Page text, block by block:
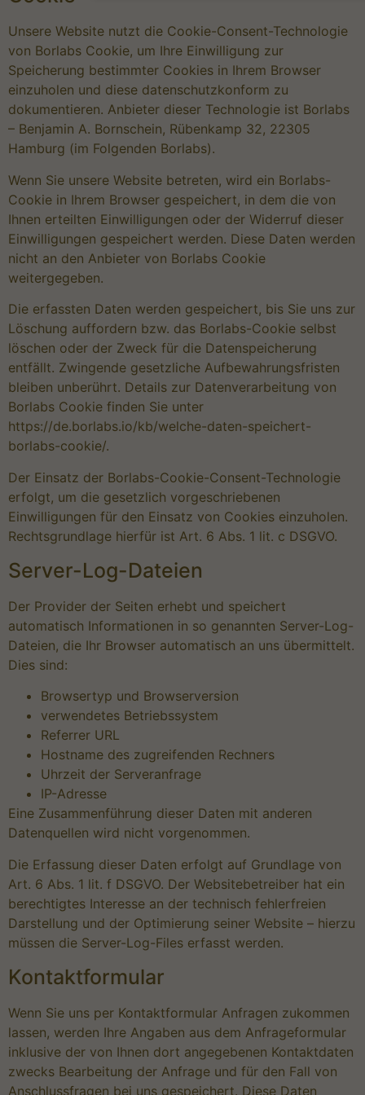
Unsere Website nutzt die Cookie-Consent-Technologie
von Borlabs Cookie, um Ihre Einwilligung zur
Speicherung bestimmter Cookies in Ihrem Browser
einzuholen und diese datenschutzkonform zu
dokumentieren. Anbieter dieser Technologie ist Borlabs
– Benjamin A. Bornschein, Rübenkamp 32, 22305
Hamburg (im Folgenden Borlabs).
Wenn Sie unsere Website betreten, wird ein Borlabs-
Cookie in Ihrem Browser gespeichert, in dem die von
Ihnen erteilten Einwilligungen oder der Widerruf dieser
Einwilligungen gespeichert werden. Diese Daten werden
nicht an den Anbieter von Borlabs Cookie
weitergegeben.
Die erfassten Daten werden gespeichert, bis Sie uns zur
Löschung auffordern bzw. das Borlabs-Cookie selbst
löschen oder der Zweck für die Datenspeicherung
entfällt. Zwingende gesetzliche Aufbewahrungsfristen
bleiben unberührt. Details zur Datenverarbeitung von
Borlabs Cookie finden Sie unter
https://de.borlabs.io/kb/welche-daten-speichert-
borlabs-cookie/.
Der Einsatz der Borlabs-Cookie-Consent-Technologie
erfolgt, um die gesetzlich vorgeschriebenen
Einwilligungen für den Einsatz von Cookies einzuholen.
Rechtsgrundlage hierfür ist Art. 6 Abs. 1 lit. c DSGVO.
Server-Log-Dateien
Der Provider der Seiten erhebt und speichert
automatisch Informationen in so genannten Server-Log-
Dateien, die Ihr Browser automatisch an uns übermittelt.
Dies sind:
Browsertyp und Browserversion
verwendetes Betriebssystem
Referrer URL
Hostname des zugreifenden Rechners
Uhrzeit der Serveranfrage
IP-Adresse
Eine Zusammenführung dieser Daten mit anderen
Datenquellen wird nicht vorgenommen.
Die Erfassung dieser Daten erfolgt auf Grundlage von
Art. 6 Abs. 1 lit. f DSGVO. Der Websitebetreiber hat ein
berechtigtes Interesse an der technisch fehlerfreien
Darstellung und der Optimierung seiner Website – hierzu
müssen die Server-Log-Files erfasst werden.
Kontaktformular
Wenn Sie uns per Kontaktformular Anfragen zukommen
lassen, werden Ihre Angaben aus dem Anfrageformular
inklusive der von Ihnen dort angegebenen Kontaktdaten
zwecks Bearbeitung der Anfrage und für den Fall von
Anschlussfragen bei uns gespeichert. Diese Daten
Cookies. Sie können Ihre Einwilligung zu ganzen
Kategorien geben oder sich weitere
anzeigen lassen und so nur bestimmte Cookies
auswählen.
Alle akzeptieren Speichern
Zurück Nur essenzielle Cookies akzeptieren
Essenziell (1)
Essenzielle Cookies ermöglichen grundlegende
Funktionen und sind für die einwandfreie Funktion der
Website erforderlich.
Cookie-Informationen anzeigen
Inhalte von Videoplattformen und Social-Media-
Plattformen werden standardmäßig blockiert. Wenn
Cookies von externen Medien akzeptiert werden,
der Zugriff auf diese Inhalte keiner manuellen
mehr.
Cookie-Informationen anzeigen